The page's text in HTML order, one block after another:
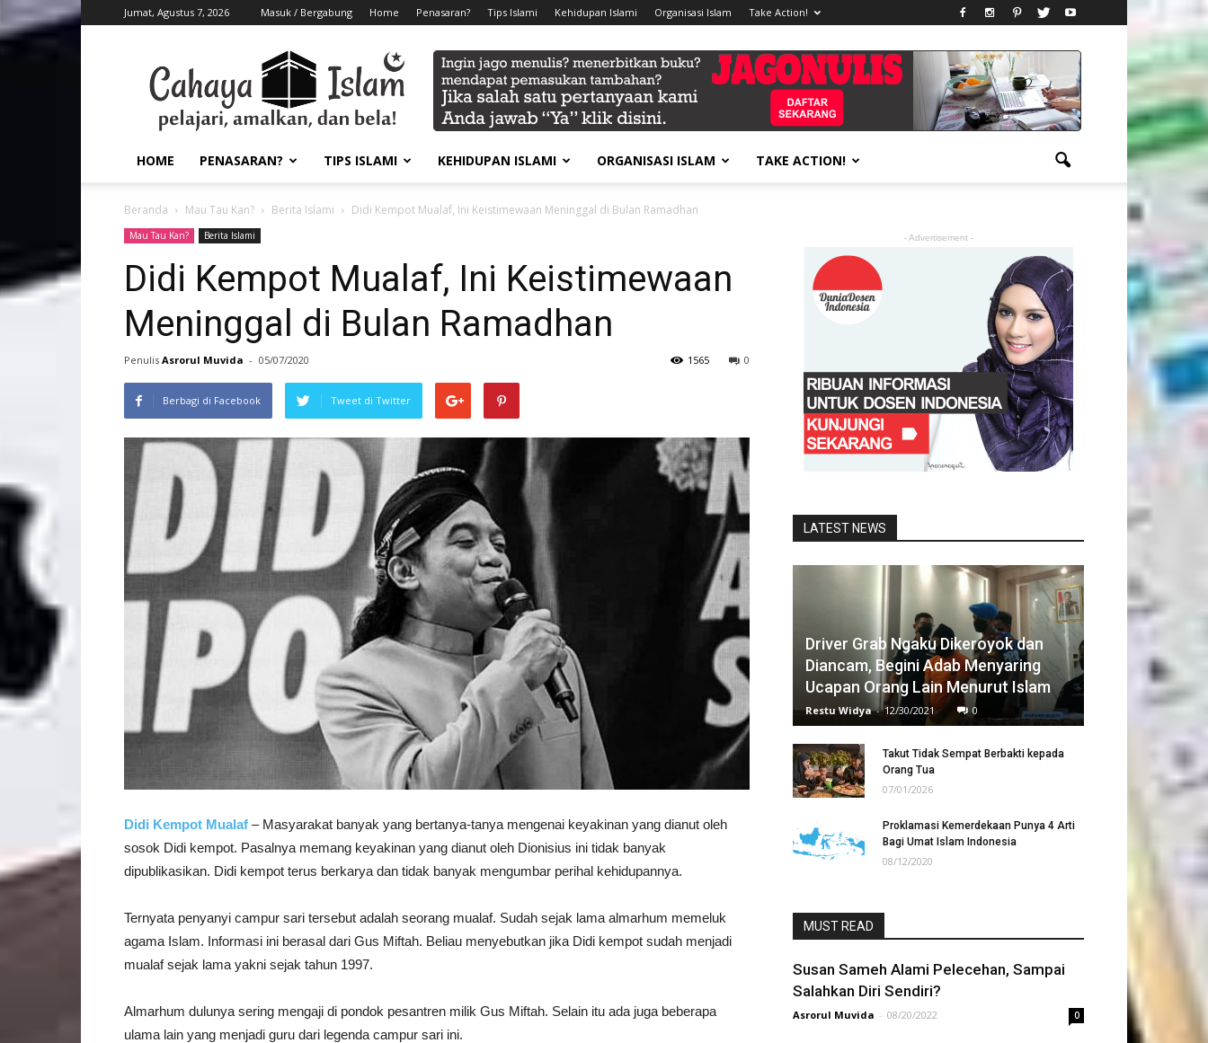
Jumat, Agustus 7, 2026 Masuk / Bergabung Home Penasaran? Tips Islami Kehidupan Islami Organisasi Islam Take Action!
HOME PENASARAN? TIPS ISLAMI KEHIDUPAN ISLAMI ORGANISASI ISLAM TAKE ACTION!
Beranda Mau Tau Kan? Berita Islami Didi Kempot Mualaf, Ini Keistimewaan Meninggal di Bulan Ramadhan
Mau Tau Kan? Berita Islami
Didi Kempot Mualaf, Ini Keistimewaan
Meninggal di Bulan Ramadhan
Penulis Asrorul Muvida - 05/07/2020 0
1565
Berbagi di Facebook Tweet di Twitter
Didi Kempot Mualaf – Masyarakat banyak yang bertanya-tanya mengenai keyakinan yang dianut oleh
sosok Didi kempot. Pasalnya memang keyakinan yang dianut oleh Dionisius ini tidak banyak
dipublikasikan. Didi kempot terus berkarya dan tidak banyak mengumbar perihal kehidupannya.
Ternyata penyanyi campur sari tersebut adalah seorang mualaf. Sudah sejak lama almarhum memeluk
agama Islam. Informasi ini berasal dari Gus Miftah. Beliau menyebutkan jika Didi kempot sudah menjadi
mualaf sejak lama yakni sejak tahun 1997.
Almarhum dulunya sering mengaji di pondok pesantren milik Gus Miftah. Selain itu ada juga beberapa
ulama lain yang menjadi guru dari legenda campur sari ini.
- Advertisement -
LATEST NEWS
Driver Grab Ngaku Dikeroyok dan
Diancam, Begini Adab Menyaring
Ucapan Orang Lain Menurut Islam
Restu Widya - 12/30/2021 0
Takut Tidak Sempat Berbakti kepada
Orang Tua
07/01/2026
Proklamasi Kemerdekaan Punya 4 Arti
Bagi Umat Islam Indonesia
08/12/2020
MUST READ
Susan Sameh Alami Pelecehan, Sampai
Salahkan Diri Sendiri?
Asrorul Muvida - 08/20/2022 0